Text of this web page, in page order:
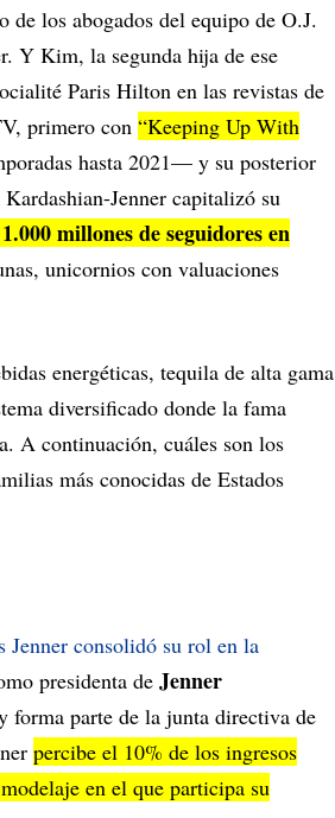
de los abogados del equipo de O.J.
Y Kim, la segunda hija de ese
Paris Hilton en las revistas de
primero con “Keeping Up With
hasta 2021— y su posterior
Jenner capitalizó su
1.000 millones de seguidores en
unicornios con valuaciones
energéticas, tequila de alta gama
diversificado donde la fama
A continuación, cuáles son los
más conocidas de Estados
Jenner consolidó su rol en la
presidenta de Jenner
forma parte de la junta directiva de
percibe el 10% de los ingresos
en el que participa su